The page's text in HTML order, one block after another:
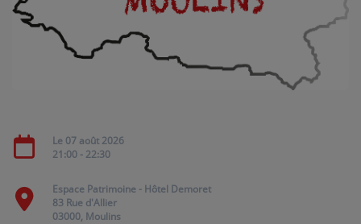
La Radio
EMISSIONS
PODCASTS
Agenda
Le 07 août 2026
21:00 - 22:30
Espace Patrimoine - Hôtel Demoret
83 Rue d'Allier
03000, Moulins